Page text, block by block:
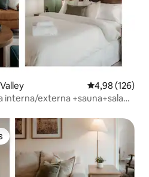
4,98 de uma
4,98 (126)
interna/externa +sauna+sala
dos hóspedes